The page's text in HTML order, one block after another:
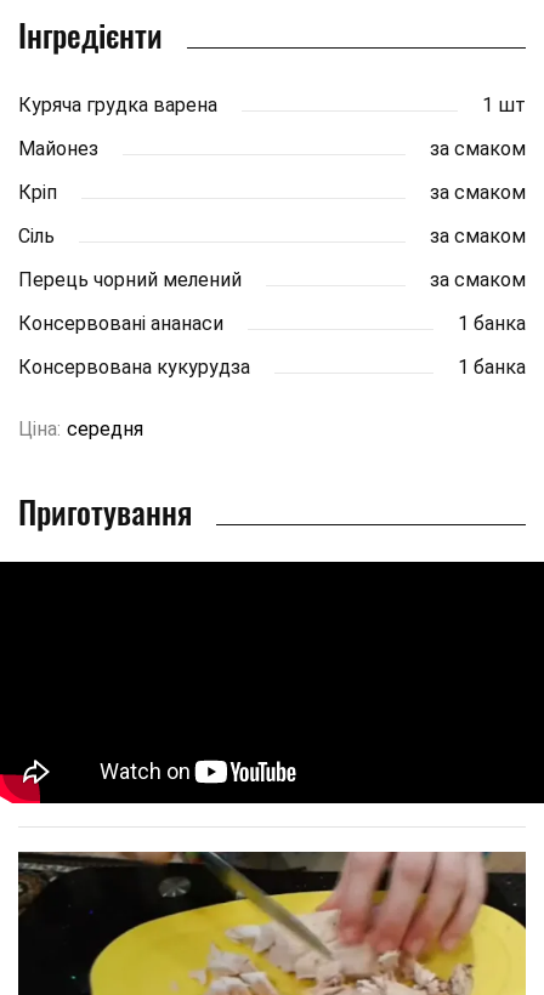
Інгредієнти
Куряча грудка варена
1 шт
Майонез
за смаком
Кріп
за смаком
Сіль
за смаком
Перець чорний мелений
за смаком
Консервовані ананаси
1 банка
Консервована кукурудза
1 банка
Ціна: середня
Приготування